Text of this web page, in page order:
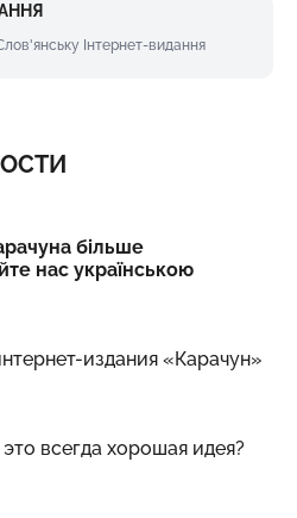
Інтернет-видання
більше
нас українською
издания «Карачун»
всегда хорошая идея?